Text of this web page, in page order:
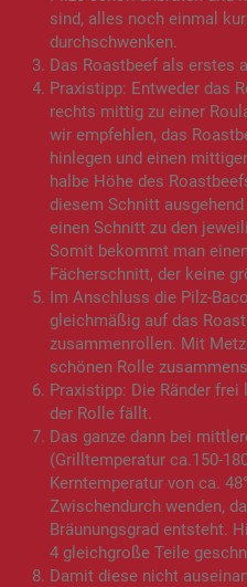
sind, alles noch einmal
durchschwenken.
Das Roastbeef als erstes
Praxistipp: Entweder das
rechts mittig zu einer
wir empfehlen, das
hinlegen und einen
halbe Höhe des
diesem Schnitt
einen Schnitt zu den
Somit bekommt man
Fächerschnitt, der keine
Im Anschluss die Pilz-
gleichmäßig auf das
zusammenrollen. Mit
schönen Rolle
Praxistipp: Die Ränder
der Rolle fällt.
Das ganze dann bei
(Grilltemperatur ca.150-
Kerntemperatur von ca.
Zwischendurch wenden,
Bräunungsgrad entsteht.
4 gleichgroße Teile
Damit diese nicht